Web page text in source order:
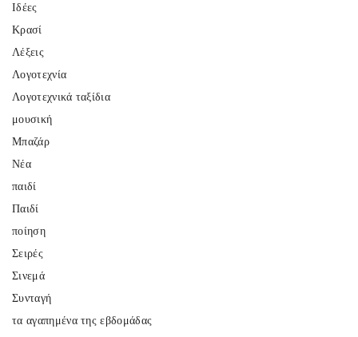
Ιδέες
Κρασί
Λέξεις
Λογοτεχνία
Λογοτεχνικά ταξίδια
μουσική
Μπαζάρ
Νέα
παιδί
Παιδί
ποίηση
Σειρές
Σινεμά
Συνταγή
τα αγαπημένα της εβδομάδας